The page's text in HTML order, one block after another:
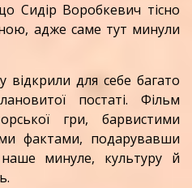
Воробкевич тісно
адже саме тут минули
для себе багато
постаті. Фільм
гри, барвистими
фактами, подарувавши
минуле, культуру й